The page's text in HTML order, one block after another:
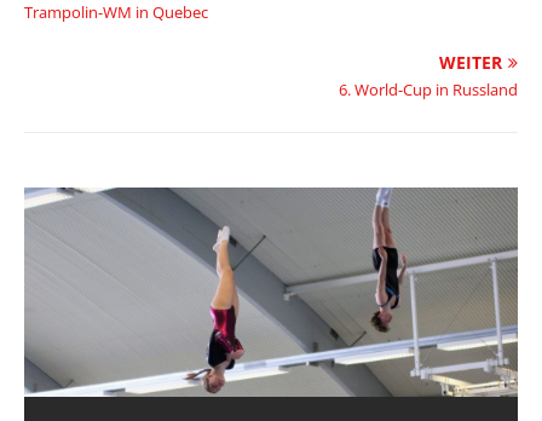
Trampolin-WM in Quebec
WEITER
6. World-Cup in Russland